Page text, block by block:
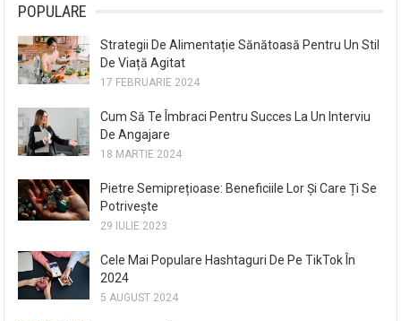
POPULARE
Strategii De Alimentație Sănătoasă Pentru Un Stil
De Viață Agitat
17 FEBRUARIE 2024
Cum Să Te Îmbraci Pentru Succes La Un Interviu
De Angajare
18 MARTIE 2024
Pietre Semiprețioase: Beneficiile Lor Și Care Ți Se
Potrivește
29 IULIE 2023
Cele Mai Populare Hashtaguri De Pe TikTok În
2024
5 AUGUST 2024